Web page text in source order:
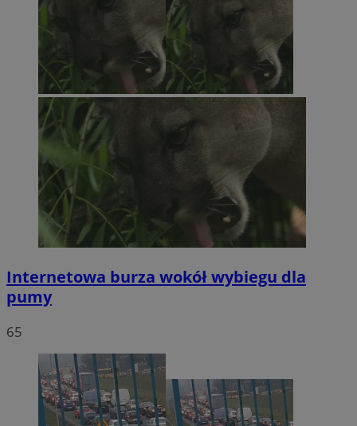
Internetowa burza wokół wybiegu dla
pumy
65